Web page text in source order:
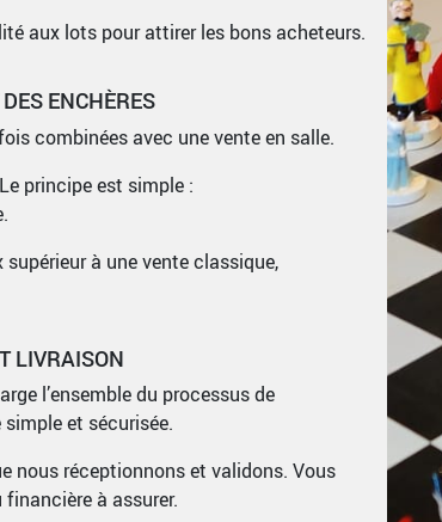
aux lots pour attirer les bons acheteurs.
ENCHÈRES
combinées avec une vente en salle.
principe est simple :
à une vente classique,
LIVRAISON
l’ensemble du processus de
et sécurisée.
nous réceptionnons et validons. Vous
à assurer.